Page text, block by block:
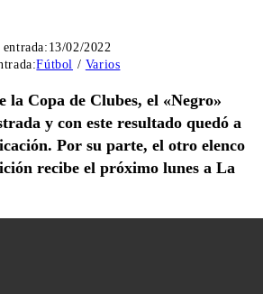
13/02/2022
Fútbol / Varios
la Copa de Clubes, el «Negro»
y con este resultado quedó a
Por su parte, el otro elenco
recibe el próximo lunes a La